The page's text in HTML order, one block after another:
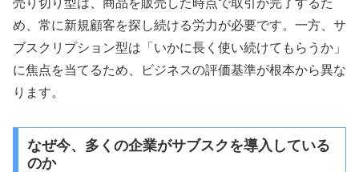
売り切り型は、商品を販売した時点で取引が完了するた
め、常に新規顧客を探し続ける労力が必要です。一方、サ
ブスクリプション型は「いかに長く使い続けてもらうか」
に焦点を当てるため、ビジネスの評価基準が根本から異な
ります。
なぜ今、多くの企業がサブスクを導入している
のか